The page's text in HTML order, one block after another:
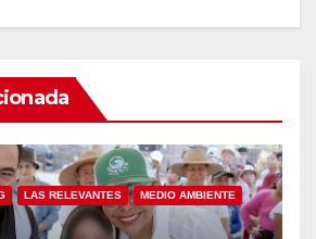
LAS RELEVANTES MEDIO AMBIENTE